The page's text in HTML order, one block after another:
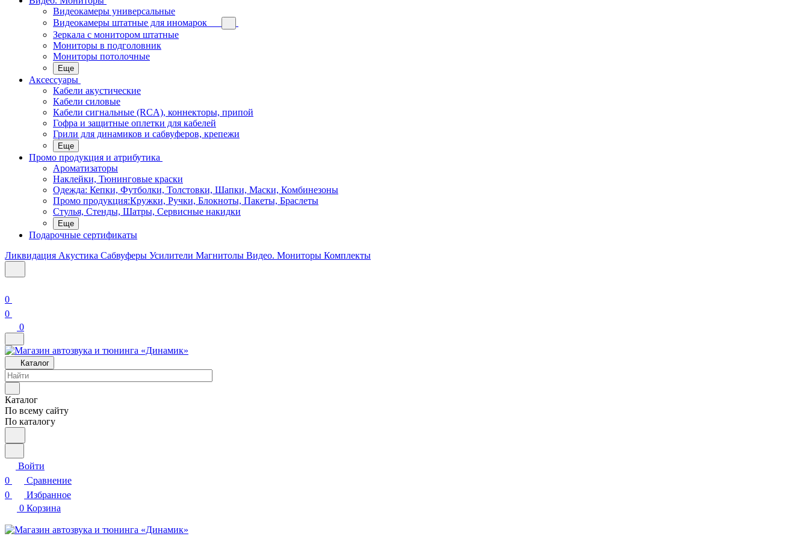
Видеокамеры универсальные
Видеокамеры штатные для иномарок
Зеркала с монитором штатные
Мониторы в подголовник
Мониторы потолочные
Еще
Аксессуары
Кабели акустические
Кабели силовые
Кабели сигнальные (RCA), коннекторы, припой
Гофра и защитные оплетки для кабелей
Грили для динамиков и сабвуферов, крепежи
Еще
Промо продукция и атрибутика
Ароматизаторы
Наклейки, Тюнинговые краски
Одежда: Кепки, Футболки, Толстовки, Шапки, Маски, Комбинезоны
Промо продукция:Кружки, Ручки, Блокноты, Пакеты, Браслеты
Стулья, Стенды, Шатры, Сервисные накидки
Еще
Подарочные сертификаты
Ликвидация Акустика Сабвуферы Усилители Магнитолы Видео. Мониторы Комплекты
0
0
0
Каталог
Каталог
По всему сайту
По каталогу
Войти
0
Сравнение
0
Избранное
0 Корзина